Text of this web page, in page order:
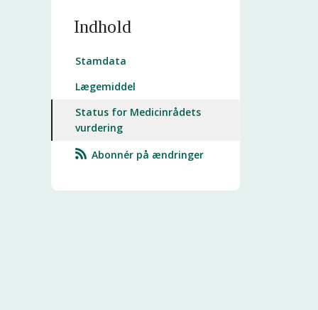
Indhold
Stamdata
Lægemiddel
Status for Medicinrådets
vurdering
Abonnér på ændringer